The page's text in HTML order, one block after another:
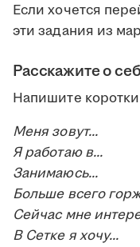
Если хочется
эти задания из
Расскажите о
Напишите
Меня зовут...
Я работаю в...
Занимаюсь...
Больше всего
Сейчас мне
В Сетке я хочу...